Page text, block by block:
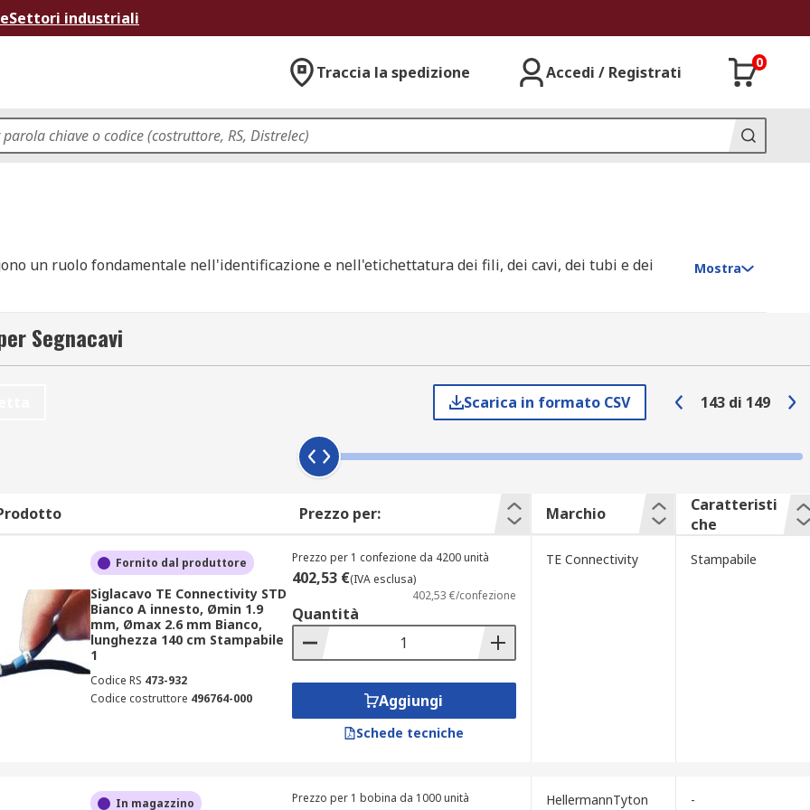
Settori industriali
Traccia la spedizione Accedi / Registrati
0
un ruolo fondamentale nell'identificazione e nell'etichettatura dei fili, dei cavi, dei tubi e dei
e la manutenzione di apparecchiature.
la durabilità e l'affidabilità necessarie nel contesto elettrico. Tra quelli più comuni ci sono
materiale ha le sue caratteristiche uniche che lo rendono adatto a diversi ambienti e applicazioni.
all'usura.
metodo di fissaggio. Spesso presentano un codice colore in base agli standard internazionali di
segnacavi a determinati fili o cavi, semplificando la manutenzione e gli aggiornamenti futuri
di fissaggio
di fissaggio utilizzato. Ecco alcune categorie comuni:
con cavi già terminati. Si avvolgono facilmente intorno al cavo e offrono una copertura protettiva
Mostra
Segnacavi
Scarica in formato CSV 143 di 149
Prezzo per: Marchio
Caratteristi
che
Fornito dal produttore
Siglacavo TE Connectivity STD
Bianco A innesto, Ømin 1.9
mm, Ømax 2.6 mm Bianco,
lunghezza 140 cm Stampabile
1
Codice RS 473-932
Codice costruttore 496764-000
Prezzo per 1 confezione da 4200 unità
402,53 €(IVA esclusa)
402,53 €/confezione
Quantità
Aggiungi
Schede tecniche
TE Connectivity Stampabile
In magazzino Prezzo per 1 bobina da 1000 unità HellermannTyton -